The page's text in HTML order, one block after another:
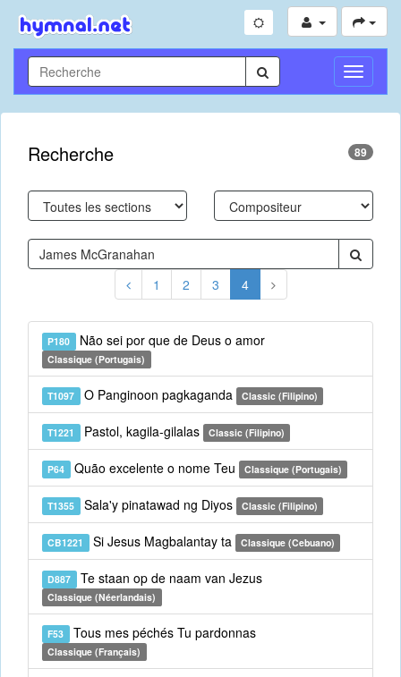
Toggle
Recherche 89
1 2 3 4
P180 Não sei por que de Deus o amor
Classique (Portugais)
T1097 O Panginoon pagkaganda Classic (Filipino)
T1221 Pastol, kagila-gilalas Classic (Filipino)
P64 Quão excelente o nome Teu Classique (Portugais)
T1355 Sala'y pinatawad ng Diyos Classic (Filipino)
CB1221 Si Jesus Magbalantay ta Classique (Cebuano)
D887 Te staan op de naam van Jezus
Classique (Néerlandais)
F53 Tous mes péchés Tu pardonnas
Classique (Français)